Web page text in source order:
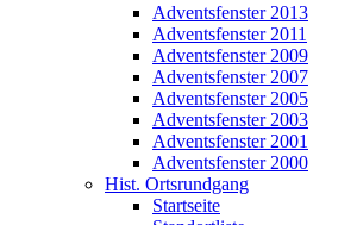
Adventsfenster 2013
Adventsfenster 2011
Adventsfenster 2009
Adventsfenster 2007
Adventsfenster 2005
Adventsfenster 2003
Adventsfenster 2001
Adventsfenster 2000
Hist. Ortsrundgang
Startseite